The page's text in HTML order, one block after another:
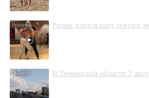
Ролик длится пару секунд,
В Тюменской области 2